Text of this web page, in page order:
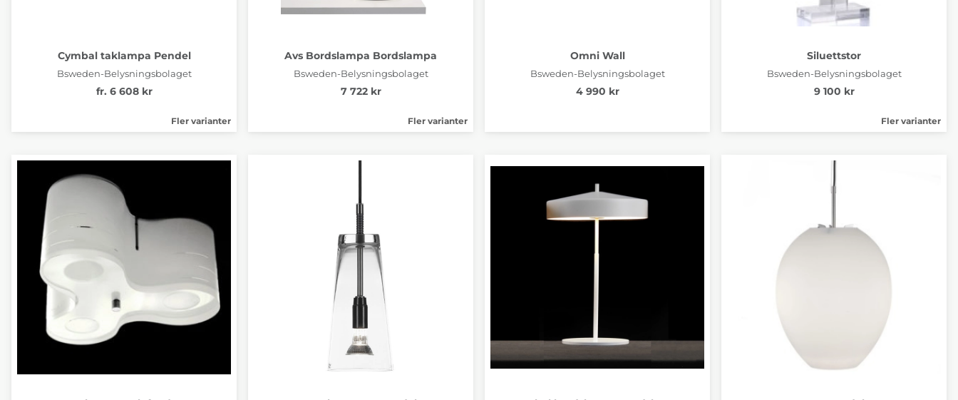
Cymbal taklampa Pendel
Bsweden-Belysningsbolaget
fr. 6 608 kr
Fler varianter
Avs Bordslampa Bordslampa
Bsweden-Belysningsbolaget
7 722 kr
Fler varianter
Omni Wall
Bsweden-Belysningsbolaget
4 990 kr
Siluettstor
Bsweden-Belysningsbolaget
9 100 kr
Fler varianter